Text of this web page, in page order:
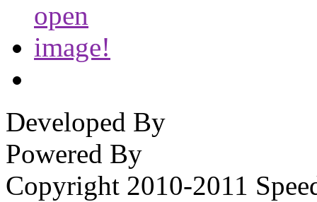
Developed By
Powered By
Copyright 2010-2011